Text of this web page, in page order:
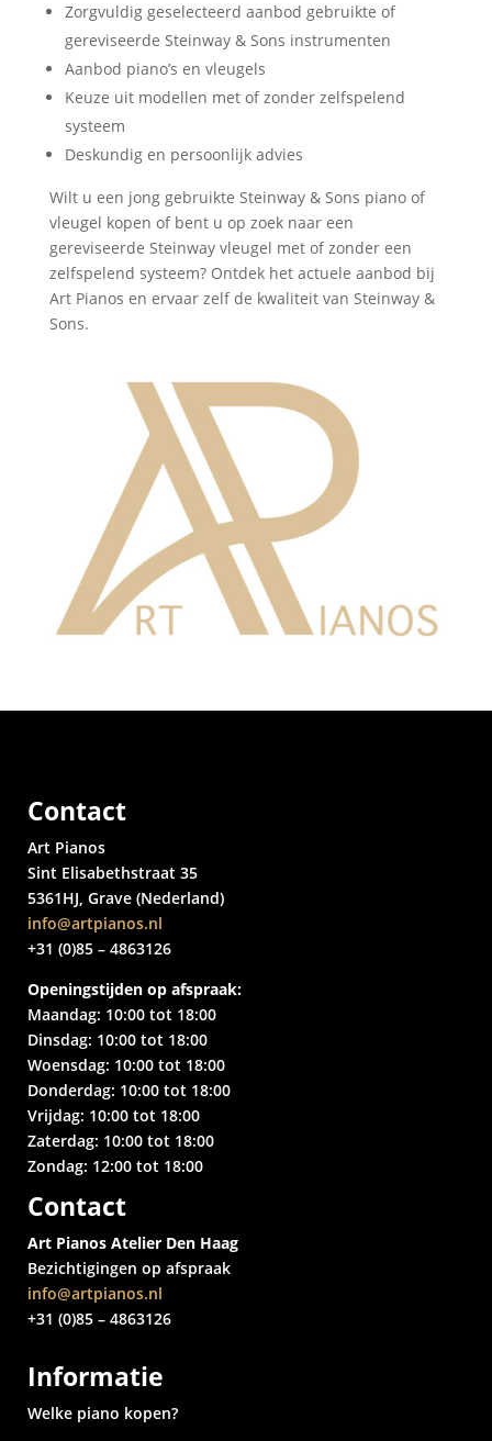
Zorgvuldig geselecteerd aanbod gebruikte of
gereviseerde Steinway & Sons instrumenten
Aanbod piano’s en vleugels
Keuze uit modellen met of zonder zelfspelend
systeem
Deskundig en persoonlijk advies
Wilt u een jong gebruikte Steinway & Sons piano of
vleugel kopen of bent u op zoek naar een
gereviseerde Steinway vleugel met of zonder een
zelfspelend systeem? Ontdek het actuele aanbod bij
Art Pianos en ervaar zelf de kwaliteit van Steinway &
Sons.
Contact
Art Pianos
Sint Elisabethstraat 35
5361HJ, Grave (Nederland)
info@artpianos.nl
+31 (0)85 – 4863126
Openingstijden op afspraak:
Maandag: 10:00 tot 18:00
Dinsdag: 10:00 tot 18:00
Woensdag: 10:00 tot 18:00
Donderdag: 10:00 tot 18:00
Vrijdag: 10:00 tot 18:00
Zaterdag: 10:00 tot 18:00
Zondag: 12:00 tot 18:00
Contact
Art Pianos Atelier Den Haag
Bezichtigingen op afspraak
info@artpianos.nl
+31 (0)85 – 4863126
Informatie
Welke piano kopen?